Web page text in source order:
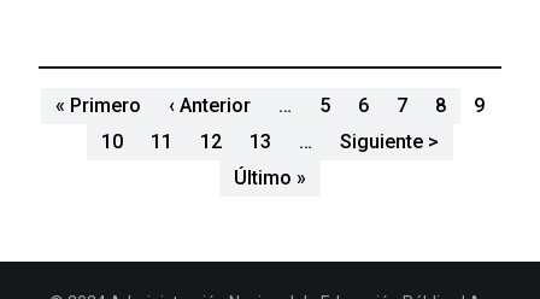
Paginación
« Primero Primera página
‹ AnteriorPágina anterior
… 5 6 7 8
9
10
11 12 13 … Siguiente >Siguiente
Último »Última página